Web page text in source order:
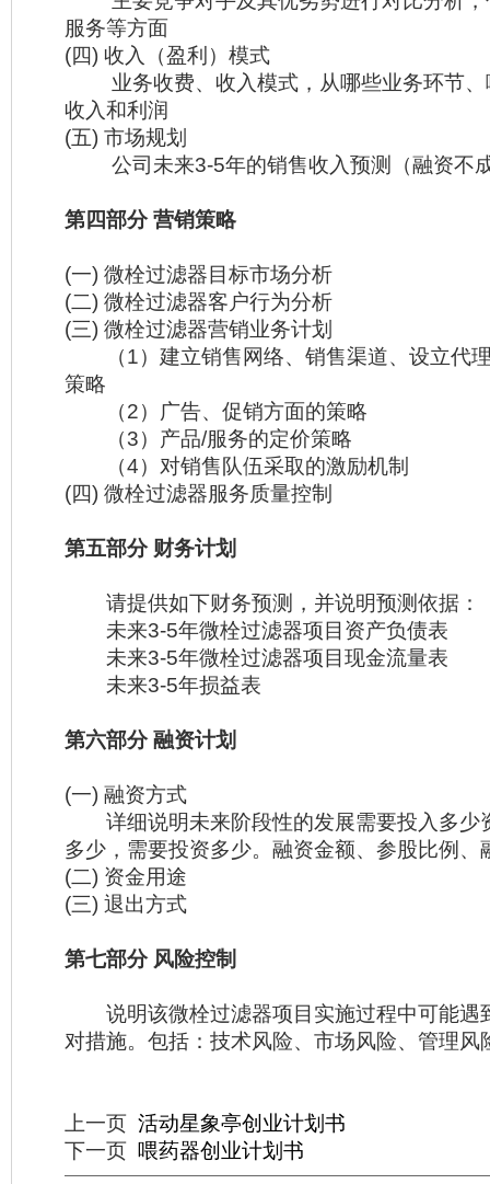
服务等方面
(四) 收入（盈利）模式
业务收费、收入模式，从哪些业务环节、
收入和利润
(五) 市场规划
公司未来3-5年的销售收入预测（融资不
第四部分 营销策略
(一) 微栓过滤器目标市场分析
(二) 微栓过滤器客户行为分析
(三) 微栓过滤器营销业务计划
（1）建立销售网络、销售渠道、设立代
策略
（2）广告、促销方面的策略
（3）产品/服务的定价策略
（4）对销售队伍采取的激励机制
(四) 微栓过滤器服务质量控制
第五部分 财务计划
请提供如下财务预测，并说明预测依据：
未来3-5年微栓过滤器项目资产负债表
未来3-5年微栓过滤器项目现金流量表
未来3-5年损益表
第六部分 融资计划
(一) 融资方式
详细说明未来阶段性的发展需要投入多少
多少，需要投资多少。融资金额、参股比例、
(二) 资金用途
(三) 退出方式
第七部分 风险控制
说明该微栓过滤器项目实施过程中可能遇
对措施。包括：技术风险、市场风险、管理风
上一页活动星象亭创业计划书
下一页 喂药器创业计划书